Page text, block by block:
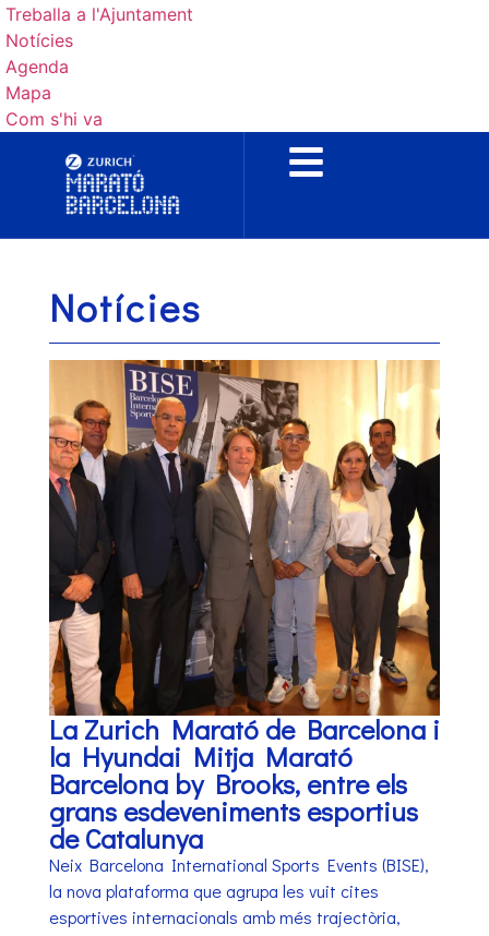
Treballa a l'Ajuntament
Notícies
Agenda
Mapa
Com s'hi va
Notícies
La Zurich Marató de Barcelona i
la Hyundai Mitja Marató
Barcelona by Brooks, entre els
grans esdeveniments esportius
de Catalunya
Neix Barcelona International Sports Events (BISE),
la nova plataforma que agrupa les vuit cites
esportives internacionals amb més trajectòria,